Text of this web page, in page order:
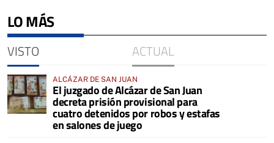
LO MÁS
VISTO ACTUAL
ALCÁZAR DE SAN JUAN
El juzgado de Alcázar de San Juan
decreta prisión provisional para
cuatro detenidos por robos y estafas
en salones de juego